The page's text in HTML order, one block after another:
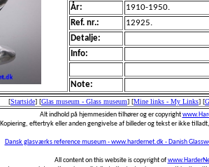
År:
1910-1950.
Ref. nr.:
12925.
Detalje:
Info:
Note:
[Startside] [Glas museum - Glass museum] [Mine links - My Links] [
Alt indhold på hjemmesiden tilhører og er copyright
Kopiering, eftertryk eller anden gengivelse af billeder og tekst er ikke
Dansk glasværks reference museum - www.hardernet.dk - Danish
All content on this website is copyright of